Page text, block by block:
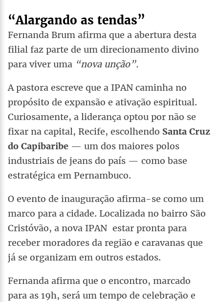
“Alargando as tendas”
Fernanda Brum afirma que a abertura desta
filial faz parte de um direcionamento divino
para viver uma “nova unção”.
A pastora escreve que a IPAN caminha no
propósito de expansão e ativação espiritual.
Curiosamente, a liderança optou por não se
fixar na capital, Recife, escolhendo Santa Cruz
do Capibaribe — um dos maiores polos
industriais de jeans do país — como base
estratégica em Pernambuco.
O evento de inauguração afirma-se como um
marco para a cidade. Localizada no bairro São
Cristóvão, a nova IPAN estar pronta para
receber moradores da região e caravanas que
já se organizam em outros estados.
Fernanda afirma que o encontro, marcado
para as 19h, será um tempo de celebração e